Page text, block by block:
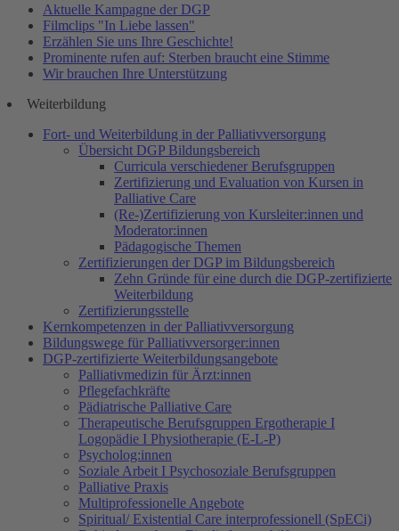
Aktuelle Kampagne der DGP
Filmclips "In Liebe lassen"
Erzählen Sie uns Ihre Geschichte!
Prominente rufen auf: Sterben braucht eine Stimme
Wir brauchen Ihre Unterstützung
Weiterbildung
Fort- und Weiterbildung in der Palliativversorgung
Übersicht DGP Bildungsbereich
Curricula verschiedener Berufsgruppen
Zertifizierung und Evaluation von Kursen in
Palliative Care
(Re-)Zertifizierung von Kursleiter:innen und
Moderator:innen
Pädagogische Themen
Zertifizierungen der DGP im Bildungsbereich
Zehn Gründe für eine durch die DGP-zertifizierte
Weiterbildung
Zertifizierungsstelle
Kernkompetenzen in der Palliativversorgung
Bildungswege für Palliativversorger:innen
DGP-zertifizierte Weiterbildungsangebote
Palliativmedizin für Ärzt:innen
Pflegefachkräfte
Pädiatrische Palliative Care
Therapeutische Berufsgruppen Ergotherapie I
Logopädie I Physiotherapie (E-L-P)
Psycholog:innen
Soziale Arbeit I Psychosoziale Berufsgruppen
Palliative Praxis
Multiprofessionelle Angebote
Spiritual/ Existential Care interprofessionell (SpECi)